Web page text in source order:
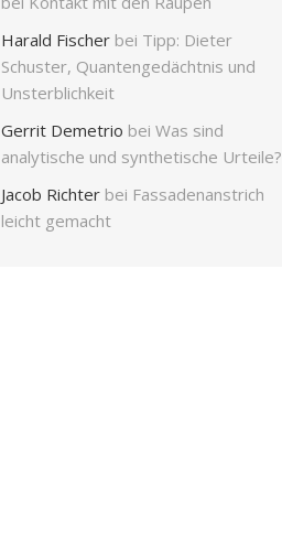
Harald Fischer bei Tipp: Dieter
Schuster, Quantengedächtnis und
Unsterblichkeit
Gerrit Demetrio bei Was sind
analytische und synthetische Urteile?
Jacob Richter bei Fassadenanstrich
leicht gemacht